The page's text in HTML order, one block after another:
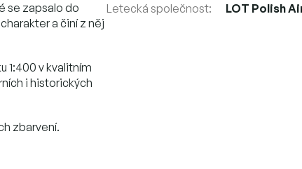
se zapsalo do
a činí z něj
1:400 v kvalitním
i historických
zbarvení.
Letecká společnost: LOT Polish